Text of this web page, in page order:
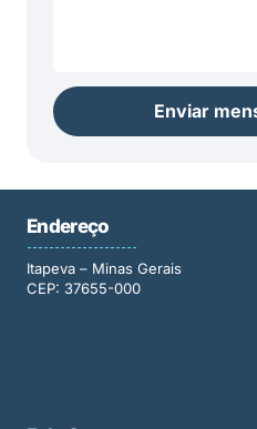
Enviar
Endereço
Itapeva – Minas Gerais
CEP: 37655-000